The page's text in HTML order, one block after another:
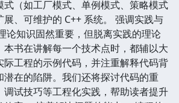
式（如工厂模式、单例模式、策略模式
、可维护的 C++ 系统。 强调实践与
论知识固然重要，但脱离实践的理论
本书在讲解每一个技术点时，都辅以大
际工程的示例代码，并注重解释代码背
潜在的陷阱。我们还将探讨代码的重
调试技巧等工程化实践，帮助读者提升